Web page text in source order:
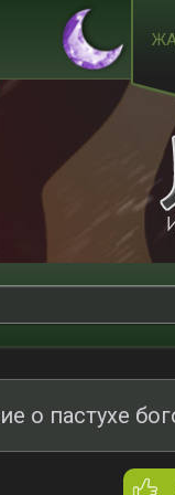
о пастухе